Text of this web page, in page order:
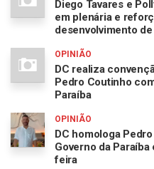
Diego Tavares e
em plenária e
desenvolvimento
OPINIÃO
DC realiza
Pedro Coutinho
Paraíba
OPINIÃO
DC homologa
Governo da
feira